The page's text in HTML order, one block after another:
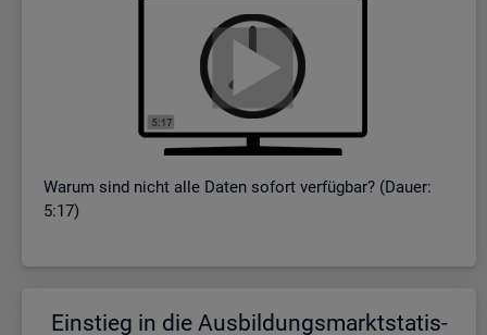
Warum sind nicht alle Daten so­fort ver­füg­bar? (Dauer:
5:17)
Ein­stieg in die Aus­bil­dungs­markt­sta­tis­